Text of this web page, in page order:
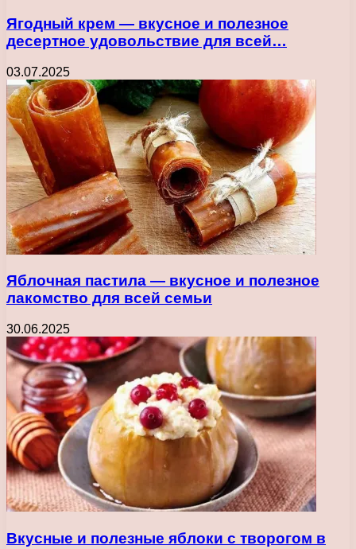
Ягодный крем — вкусное и полезное
десертное удовольствие для всей…
03.07.2025
Яблочная пастила — вкусное и полезное
лакомство для всей семьи
30.06.2025
Вкусные и полезные яблоки с творогом в